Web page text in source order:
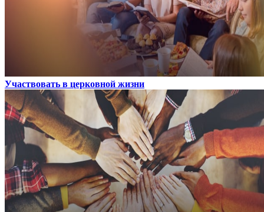
Участвовать в церковной жизни